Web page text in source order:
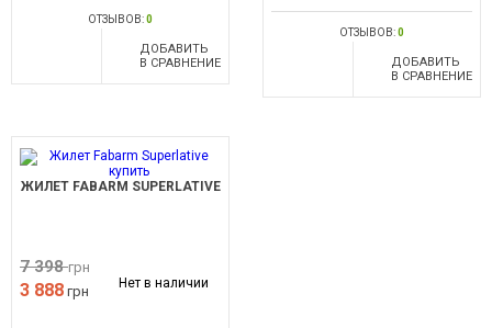
ОТЗЫВОВ:0
ДОБАВИТЬ
В СРАВНЕНИЕ
ОТЗЫВОВ:0
ДОБАВИТЬ
В СРАВНЕНИЕ
ЖИЛЕТ FABARM SUPERLATIVE
7 398грн
3 888 грн
Нет в наличии